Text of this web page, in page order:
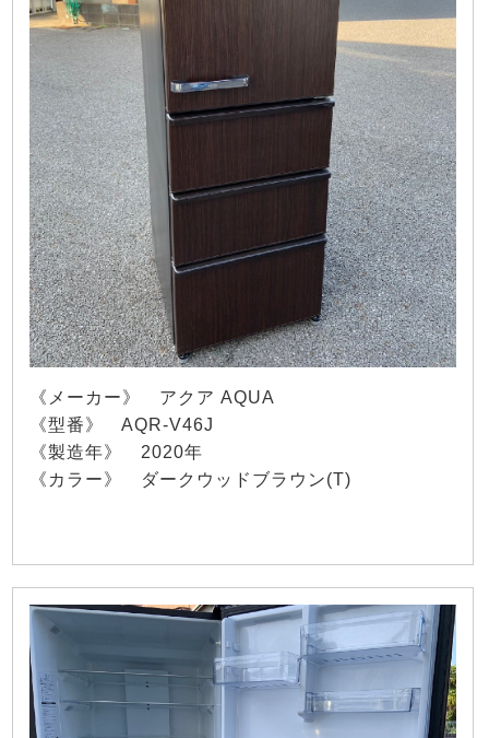
《メーカー》 アクア AQUA
《型番》 AQR-V46J
《製造年》 2020年
《カラー》 ダークウッドブラウン(T)